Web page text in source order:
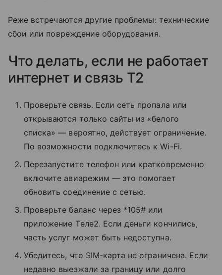
Реже встречаются другие проблемы: технические
сбои или повреждение оборудования.
Что делать, если не работает
интернет и связь T2
Проверьте связь. Если сеть пропала или
открываются только сайты из «белого
списка» — вероятно, действует ограничение.
По возможности подключитесь к Wi-Fi.
Перезапустите телефон или кратковременно
включите авиарежим — это помогает
обновить соединение с сетью.
Проверьте баланс через *105# или
приложение Tеле2. Если деньги кончились,
часть услуг может быть недоступна.
Убедитесь, что SIM-карта не ограничена. Если
недавно выезжали за границу или долго